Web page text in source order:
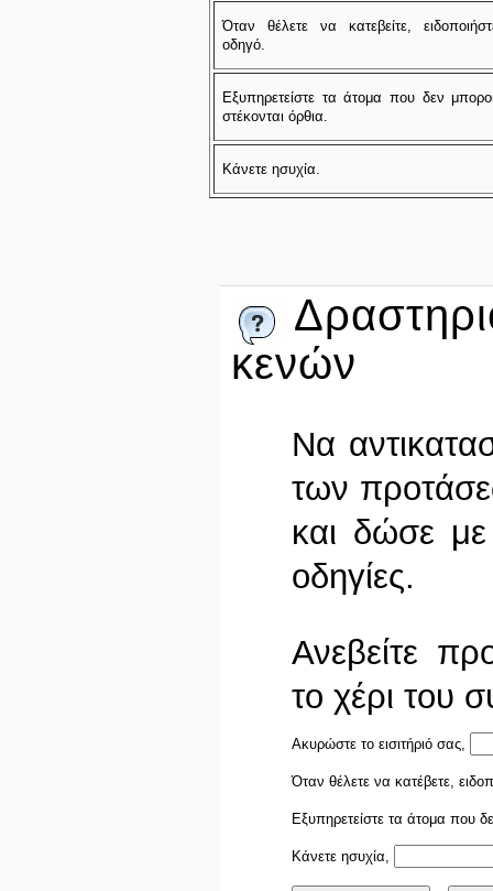
Όταν θέλετε να κατεβείτε,
οδηγό.
Εξυπηρετείστε τα άτομα που δεν
στέκονται όρθια.
Κάνετε ησυχία.
κενών
Να
των
και δώσε
οδηγίες.
Ανεβείτε
το χέρι του
Ακυρώστε το εισιτήριό σας,
Όταν θέλετε να κατέβετε,
Εξυπηρετείστε τα άτομα που
Κάνετε ησυχία,